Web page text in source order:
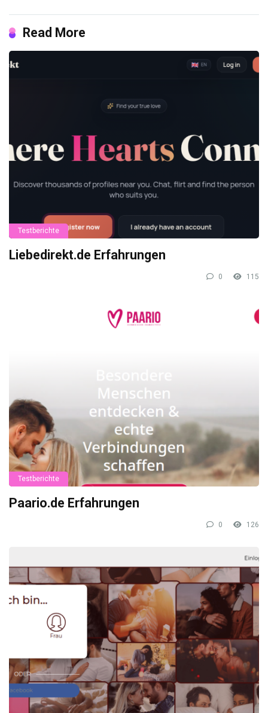
Read More
Testberichte
Liebedirekt.de Erfahrungen
0 115
Testberichte
Paario.de Erfahrungen
0 126